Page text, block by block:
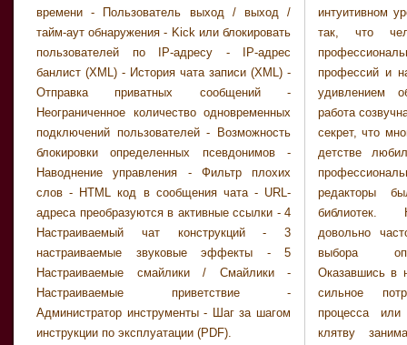
времени - Пользователь выход / выход /
тайм-аут обнаружения - Kick или блокировать
пользователей по IP-адресу - IP-адрес
банлист (XML) - История чата записи (XML) -
Отправка приватных сообщений -
Неограниченное количество одновременных
подключений пользователей - Возможность
блокировки определенных псевдонимов -
Наводнение управления - Фильтр плохих
слов - HTML код в сообщения чата - URL-
адреса преобразуются в активные ссылки - 4
Настраиваемый чат конструкций - 3
настраиваемые звуковые эффекты - 5
Настраиваемые смайлики / Смайлики -
Настраиваемые приветствие -
Администратор инструменты - Шаг за шагом
инструкции по эксплуатации (PDF).
интуитивном
так, что
профессий и
удивлением
работа
секрет, что
детстве
редакторы
библиотек.
довольно
выбора
Оказавшись в
сильное
процесса
клятву
графиком
спортом,
насекомых,
которая не
однако
равновесие.
людей с
бурный
должно.
газету с
убедиться,
ищут людей,
деловые
активную
хорошо